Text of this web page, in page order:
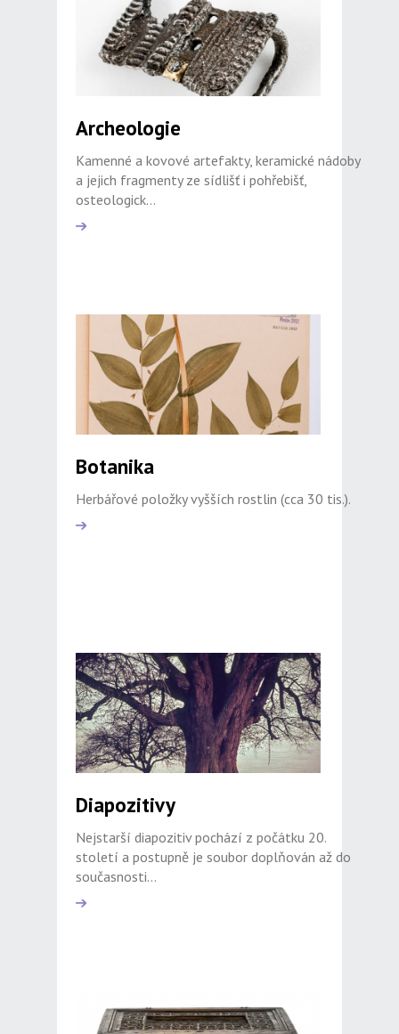
Archeologie
Kamenné a kovové artefakty, keramické nádoby
a jejich fragmenty ze sídlišť i pohřebišť,
osteologick...
Botanika
Herbářové položky vyšších rostlin (cca 30 tis.).
Diapozitivy
Nejstarší diapozitiv pochází z počátku 20.
století a postupně je soubor doplňován až do
současnosti...